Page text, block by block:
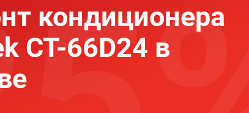
кондиционера
CT-66D24 в